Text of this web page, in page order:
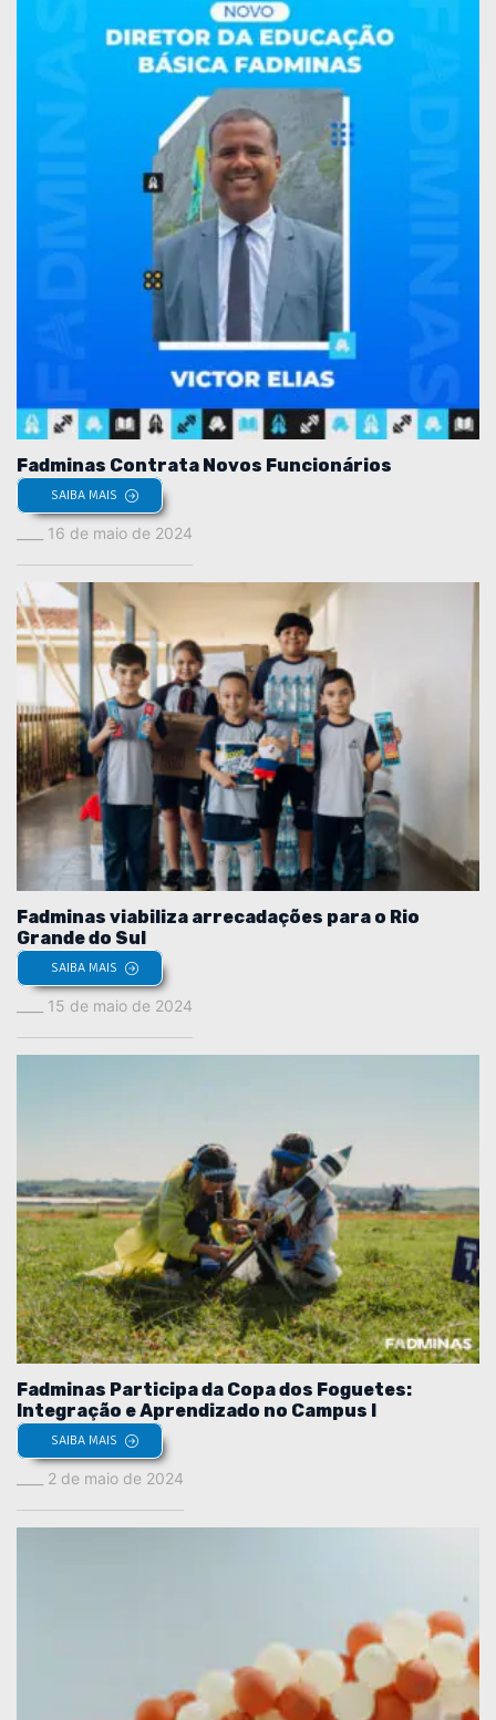
Fadminas Contrata Novos Funcionários
SAIBA MAIS
16 de maio de 2024
Fadminas viabiliza arrecadações para o Rio
Grande do Sul
SAIBA MAIS
15 de maio de 2024
Fadminas Participa da Copa dos Foguetes:
Integração e Aprendizado no Campus I
SAIBA MAIS
2 de maio de 2024